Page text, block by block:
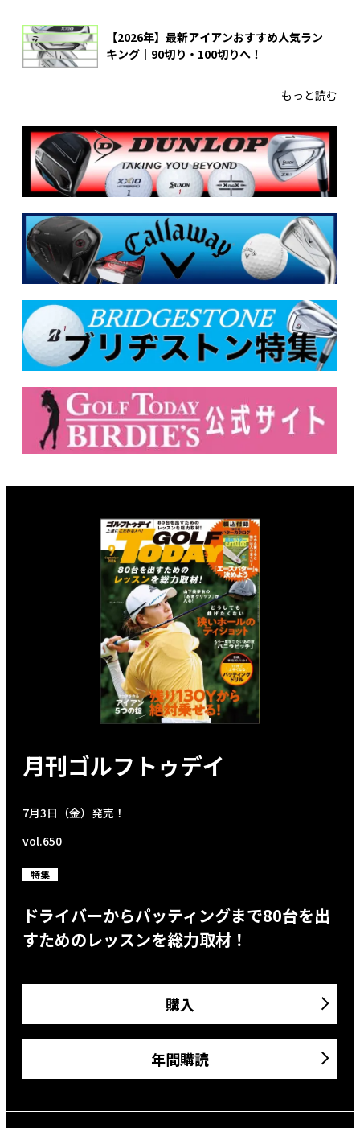
【2026年】最新アイアンおすすめ人気ラン
キング｜90切り・100切りへ！
もっと読む
月刊ゴルフトゥデイ
7月3日（金）発売！
vol.650
特集
ドライバーからパッティングまで80台を出
すためのレッスンを総力取材！
購入
年間購読